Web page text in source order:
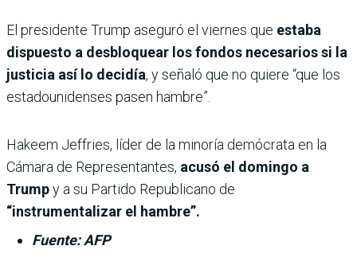
El presidente Trump aseguró el viernes que estaba
dispuesto a desbloquear los fondos necesarios si la
justicia así lo decidía, y señaló que no quiere “que los
estadounidenses pasen hambre”.
Hakeem Jeffries, líder de la minoría demócrata en la
Cámara de Representantes, acusó el domingo a
Trumpy a su Partido Republicano de
“instrumentalizar el hambre”.
Fuente: AFP